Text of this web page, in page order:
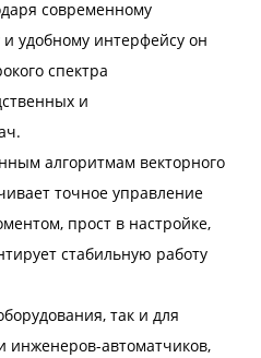
современному
удобному интерфейсу он
спектра
и
алгоритмам векторного
точное управление
прост в настройке,
стабильную работу
так и для
инженеров-автоматчиков,